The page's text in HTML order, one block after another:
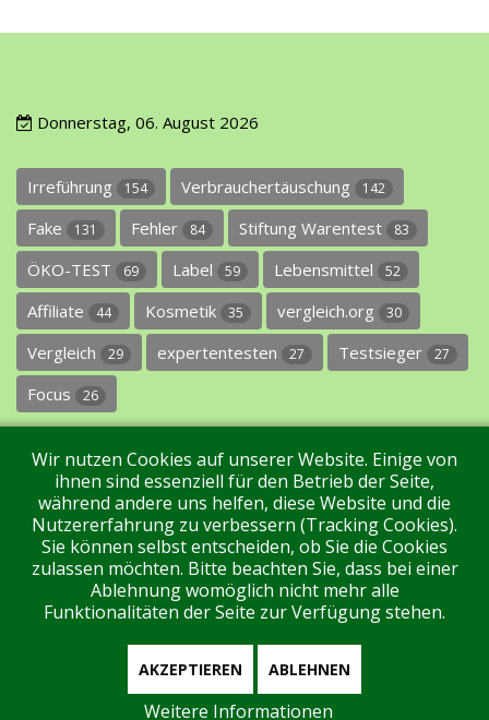
Donnerstag, 06. August 2026
Irreführung 154 Verbrauchertäuschung 142
Fake 131 Fehler 84 Stiftung Warentest 83
ÖKO-TEST 69 Label 59 Lebensmittel 52
Affiliate 44 Kosmetik 35 vergleich.org 30
Vergleich 29 expertentesten 27 Testsieger 27
Focus 26
Impressum Datenschutz Über uns Kontakt
Tags Unterstützen Sie uns! Login
Aktuell sind 184 Gäste und keine Mitglieder online
Wir nutzen Cookies auf unserer Website. Einige von
ihnen sind essenziell für den Betrieb der Seite,
während andere uns helfen, diese Website und die
Nutzererfahrung zu verbessern (Tracking Cookies).
Sie können selbst entscheiden, ob Sie die Cookies
zulassen möchten. Bitte beachten Sie, dass bei einer
Ablehnung womöglich nicht mehr alle
Funktionalitäten der Seite zur Verfügung stehen.
AKZEPTIEREN ABLEHNEN
Weitere Informationen